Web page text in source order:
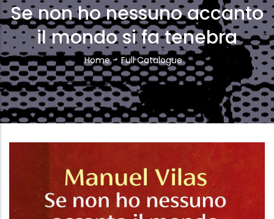
Se non ho nessuno accanto
il mondo si fa tenebra
Breadcrumb
Home - Full Catalogue